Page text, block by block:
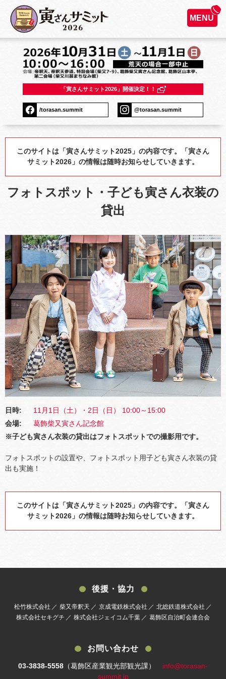
MENU
「寅さんサミット2026」開催決定！！
/torasan.summit @torasan.summit
このサイトは「寅さんサミット2025」の内容です。「寅さん
サミット2026」の情報は随時お知らせしていきます。
フォトスポット・子ども寅さん衣装の
貸出
日時:
11月1日（土）・2日（日） 10:00～15:00
会場:
葛飾柴又寅さん記念館
※子ども寅さん衣装の貸出はフォトスポットでの撮影用です。
フォトスポットの設置や、フォトスポット用子ども寅さん衣装の貸
出も実施！
このサイトは「寅さんサミット2025」の内容です。「寅さん
サミット2026」の情報は随時お知らせしていきます。
後援・協力
松竹株式会社 柴又帝釈天 京成電鉄株式会社
北総鉄道株式会社
株式会社セキグチ
株式会社ジェイコム千葉 葛飾区自治町会連合会
お問い合わせ
03-3838-5558 （葛飾区産業観光部観光課） info@torasan-
summit.jp